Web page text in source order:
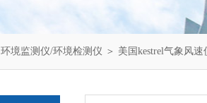
环境监测仪/环境检测仪 ＞ 美国kestrel气象风速